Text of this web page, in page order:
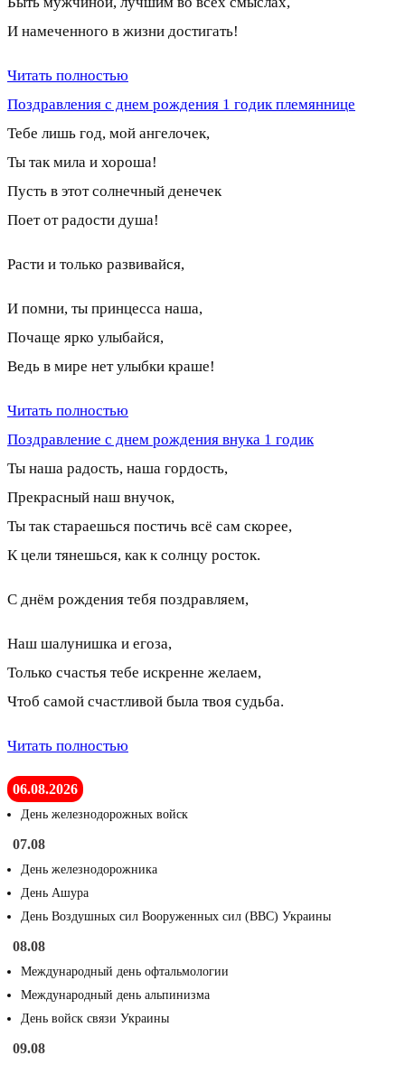
И намеченного в жизни достигать!
Читать полностью
Поздравления с днем рождения 1 годик племяннице
Тебе лишь год, мой ангелочек,
Ты так мила и хороша!
Пусть в этот солнечный денечек
Поет от радости душа!
Расти и только развивайся,
И помни, ты принцесса наша,
Почаще ярко улыбайся,
Ведь в мире нет улыбки краше!
Читать полностью
Поздравление с днем рождения внука 1 годик
Ты наша радость, наша гордость,
Прекрасный наш внучок,
Ты так стараешься постичь всё сам скорее,
К цели тянешься, как к солнцу росток.
С днём рождения тебя поздравляем,
Наш шалунишка и егоза,
Только счастья тебе искренне желаем,
Чтоб самой счастливой была твоя судьба.
Читать полностью
06.08.2026
День железнодорожных войск
07.08
День железнодорожника
День Ашура
День Воздушных сил Вооруженных сил (ВВС) Украины
08.08
Международный день офтальмологии
Международный день альпинизма
День войск связи Украины
09.08